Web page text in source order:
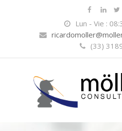
Lun - Vie :
(33)